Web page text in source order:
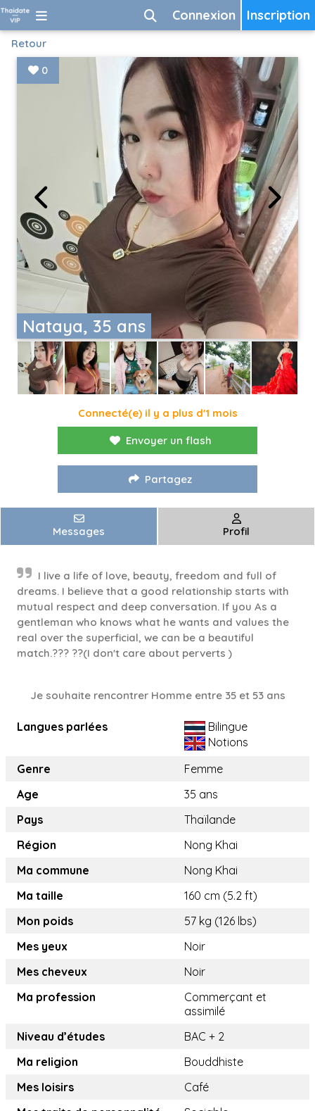
Inscription
Connexion
Retour
Nataya, 35 ans
0
Connecté(e) il y a plus d'1 mois
Envoyer un flash
Partagez
Messages Profil
I live a life of love, beauty, freedom and full of
dreams. I believe that a good relationship starts with
mutual respect and deep conversation. If you As a
gentleman who knows what he wants and values the
real over the superficial, we can be a beautiful
match.??? ??(I don't care about perverts )
Je souhaite rencontrer Homme entre 35 et 53 ans
Langues parlées
Bilingue
Notions
Genre
Femme
Age
35 ans
Pays
Thaïlande
Région
Nong Khai
Ma commune
Nong Khai
Ma taille
160 cm (5.2 ft)
Mon poids
57 kg (126 lbs)
Mes yeux
Noir
Mes cheveux
Noir
Ma profession
Commerçant et
assimilé
Niveau d’études
BAC + 2
Ma religion
Bouddhiste
Mes loisirs
Café